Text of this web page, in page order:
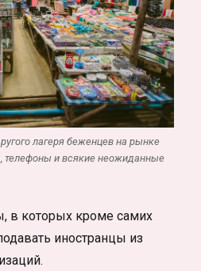
лагеря беженцев на рынке
телефоны и всякие неожиданные
в которых кроме самих
иностранцы из